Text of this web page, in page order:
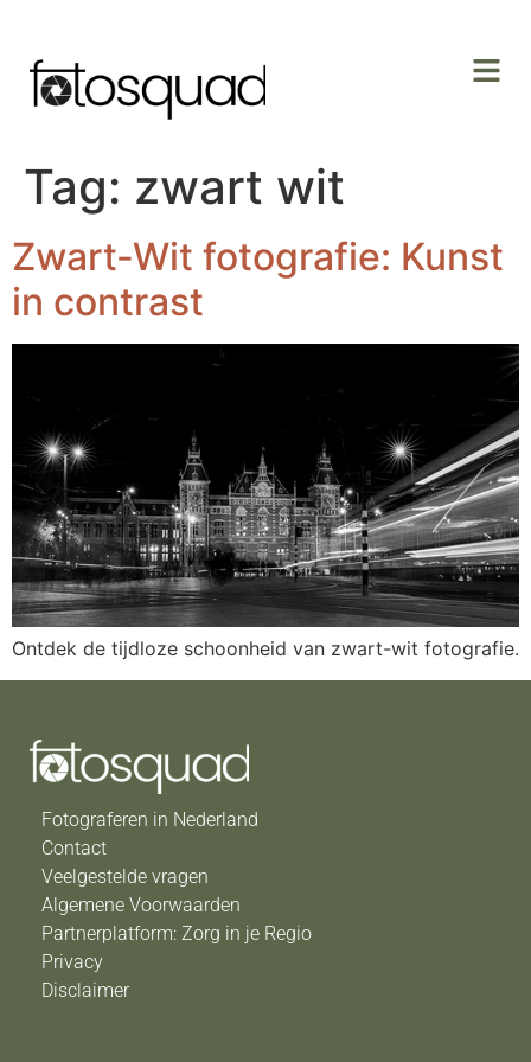
Tag: zwart wit
Zwart-Wit fotografie: Kunst
in contrast
Ontdek de tijdloze schoonheid van zwart-wit fotografie.
Fotograferen in Nederland
Contact
Veelgestelde vragen
Algemene Voorwaarden
Partnerplatform: Zorg in je Regio
Privacy
Disclaimer